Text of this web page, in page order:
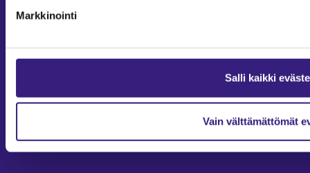
Markkinointi
Salli kaikki
Vain välttämättömät
Yhteystiedot
Tilisanomien artikkelit on julkaistu kunkin artikkelin julkaisupäivän
Rekisteriseloste ja tietoja henkilötietojen käsittelytoimista